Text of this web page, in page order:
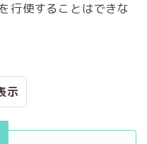
行使することはできな